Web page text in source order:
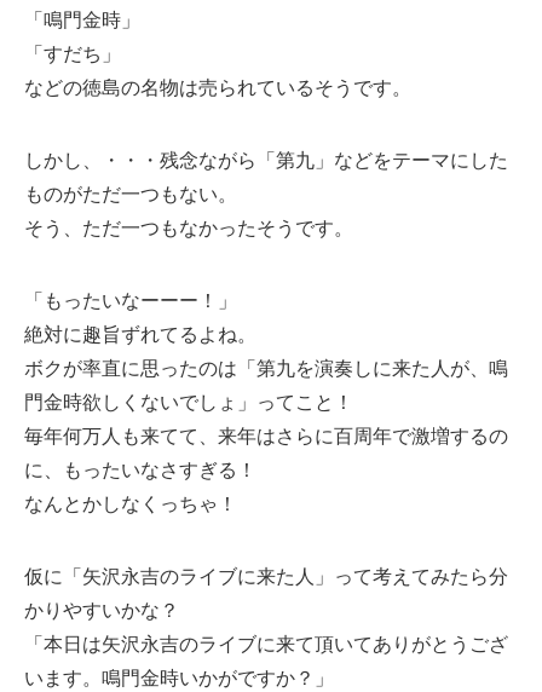
「鳴門金時」
「すだち」
などの徳島の名物は売られているそうです。
しかし、・・・残念ながら「第九」などをテーマにした
ものがただ一つもない。
そう、ただ一つもなかったそうです。
「もったいなーーー！」
絶対に趣旨ずれてるよね。
ボクが率直に思ったのは「第九を演奏しに来た人が、鳴
門金時欲しくないでしょ」ってこと！
毎年何万人も来てて、来年はさらに百周年で激増するの
に、もったいなさすぎる！
なんとかしなくっちゃ！
仮に「矢沢永吉のライブに来た人」って考えてみたら分
かりやすいかな？
「本日は矢沢永吉のライブに来て頂いてありがとうござ
います。鳴門金時いかがですか？」